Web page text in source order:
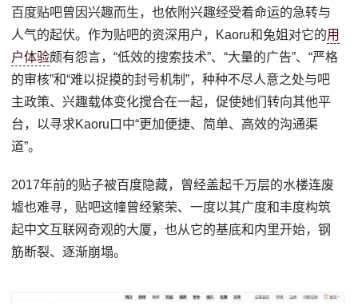
百度贴吧曾因兴趣而生，也依附兴趣经受着命运的急转与
人气的起伏。作为贴吧的资深用户，Kaoru和兔姐对它的用
户体验颇有怨言，“低效的搜索技术”、“大量的广告”、“严格
的审核”和“难以捉摸的封号机制”，种种不尽人意之处与吧
主政策、兴趣载体变化搅合在一起，促使她们转向其他平
台，以寻求Kaoru口中“更加便捷、简单、高效的沟通渠
道”。
2017年前的贴子被百度隐藏，曾经盖起千万层的水楼连废
墟也难寻，贴吧这幢曾经繁荣、一度以其广度和丰度构筑
起中文互联网奇观的大厦，也从它的基底和内里开始，钢
筋断裂、逐渐崩塌。